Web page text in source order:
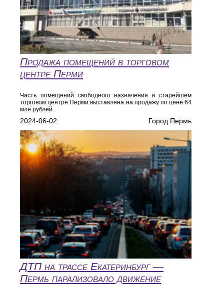
Продажа помещений в торговом
центре Перми
Часть помещений свободного назначения в старейшем
торговом центре Перми выставлена на продажу по цене 64
млн рублей.
2024-06-02 Город Пермь
ДТП на трассе Екатеринбург —
Пермь парализовало движение